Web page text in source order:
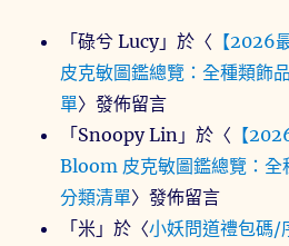
「碌兮 Lucy」於〈 【2026
皮克敏圖鑑總覽：全種類飾
單〉發佈留言
「Snoopy Lin 」於〈 【
Bloom 皮克敏圖鑑總覽：全
分類清單〉發佈留言
「米 」於〈小妖問道禮包碼/